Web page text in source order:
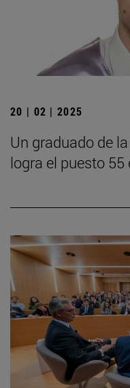
20 | 02 | 2025
Un graduado de
logra el puesto 55